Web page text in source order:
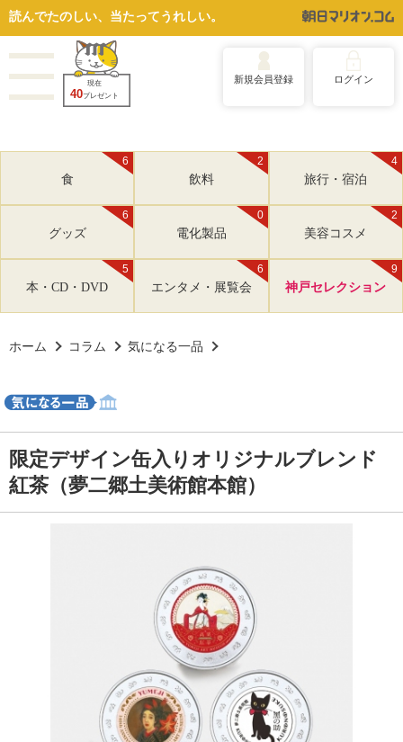
読んでたのしい、当たってうれしい。
現在
40プレゼント
新規会員登録 ログイン
6
食
2
飲料
4
旅行・宿泊
6
グッズ
0
電化製品
2
美容コスメ
5
本・CD・DVD
6
エンタメ・展覧会
9
神戸セレクション
ホーム コラム 気になる一品
限定デザイン缶入りオリジナルブレンド
紅茶（夢二郷土美術館本館）